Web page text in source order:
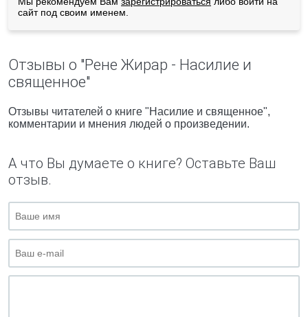
сайт под своим именем.
Отзывы о "Рене Жирар - Насилие и
священное"
Отзывы читателей о книге "Насилие и священное",
комментарии и мнения людей о произведении.
А что Вы думаете о книге? Оставьте Ваш
отзыв.